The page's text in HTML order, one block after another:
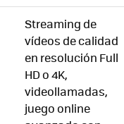
Streaming de
vídeos de calidad
en resolución Full
HD o 4K,
videollamadas,
juego online